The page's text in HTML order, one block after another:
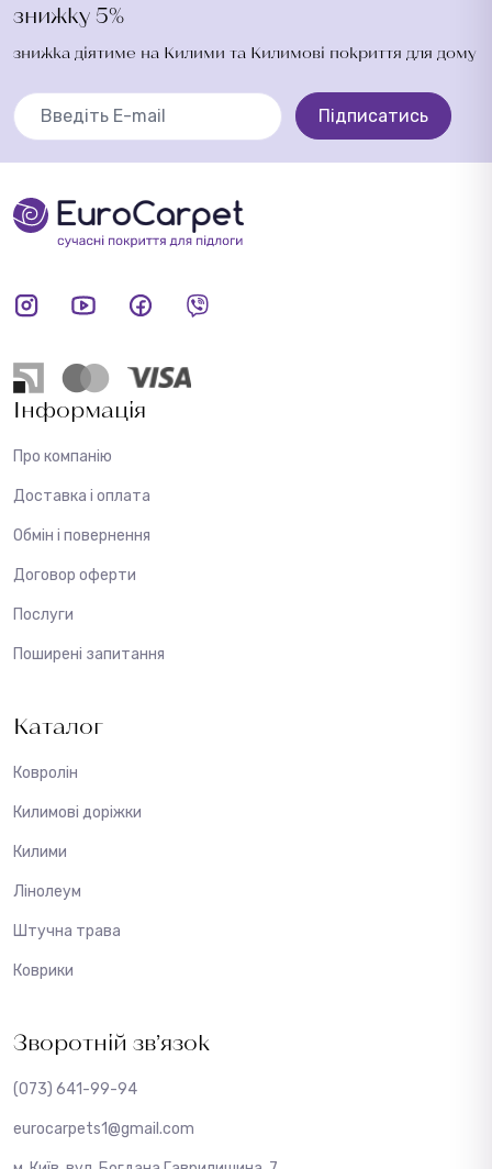
знижку 5%
знижка діятиме на Килими та Килимові покриття для дому
Підписатись
Інформація
Про компанію
Доставка і оплата
Обмін і повернення
Договор оферти
Послуги
Поширені запитання
Каталог
Ковролін
Килимові доріжки
Килими
Лінолеум
Штучна трава
Коврики
Зворотній зв’язок
(073) 641-99-94
eurocarpets1@gmail.com